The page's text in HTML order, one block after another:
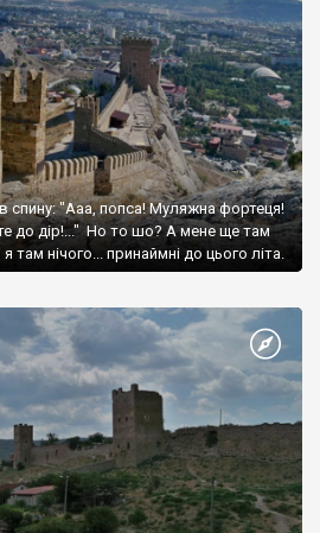
спину: "Ааа, попса! Муляжна фортеця!
до дір!..." Но то шо? А мене ще там
там нічого... принаймні до цього літа.